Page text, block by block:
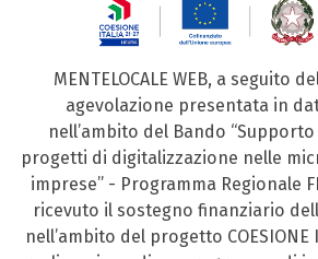
MENTELOCALE WEB, a seguito
agevolazione presentata in
nell’ambito del Bando
progetti di digitalizzazione nelle
imprese” - Programma Regionale
ricevuto il sostegno finanziario
nell’ambito del progetto COESIONE